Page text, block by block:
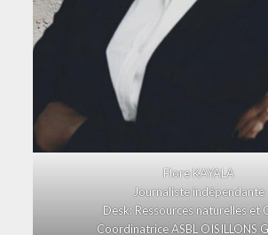
Flore KAYALA
Journaliste indépendante
Desk: Ressources naturelles et
Coordinatrice ASBL OISILLONS